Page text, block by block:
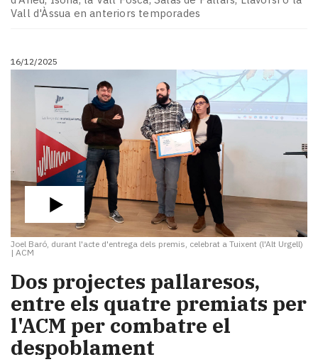
Vall d'Àssua en anteriors temporades
16/12/2025
Joel Baró, durant l'acte d'entrega dels premis, celebrat a Tuixent (l'Alt Urgell)
| ACM
Dos projectes pallaresos,
entre els quatre premiats per
l'ACM per combatre el
despoblament